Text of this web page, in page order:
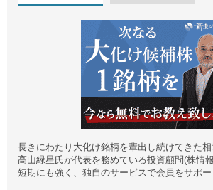
長きにわたり大化け銘柄を輩出し続けてきた相
高山緑星氏が代表を務めている投資顧問(株情
短期にも強く、独自のサービスで会員をサポ